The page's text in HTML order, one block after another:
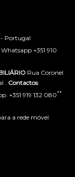
- Portugal
. Whatsapp +351 910
Rua Coronel
. Contactos:
+351 919 132 080**
a rede móvel